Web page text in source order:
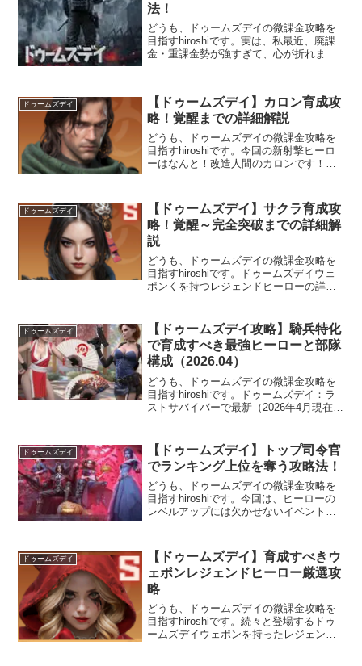
法！
どうも、ドゥームズデイの微課金攻略を
目指すhiroshiです。実は、私最近、廃課
金・重課金勢が強すぎて、心が折れまし
ったかという方法を紹介します。という
か、まあ、この方法しかないのは...
ドゥームズデイ
【ドゥームズデイ】カロン育成攻
略！覚醒までの詳細解説
どうも、ドゥームズデイの微課金攻略を
目指すhiroshiです。今回の新射撃ヒーロ
ーはなんと！改造人間のカロンです！ド
隊の極秘Project「超人兵士計画」の最も
成功した被験者、つまり改造人...
ドゥームズデイ
【ドゥームズデイ】サクラ育成攻
略！覚醒～完全突破までの詳細解
説
どうも、ドゥームズデイの微課金攻略を
目指すhiroshiです。ドゥームズデイウェ
ポンくを持つレジェンドヒーローの詳細
ゃんの登場です！！！まず名前だけはセ
ンスがあると言わざるを得ないです
ね！...
ドゥームズデイ
【ドゥームズデイ攻略】騎兵特化
で育成すべき最強ヒーローと部隊
構成（2026.04）
どうも、ドゥームズデイの微課金攻略を
目指すhiroshiです。ドゥームズデイ：ラ
ストサバイバーで最新（2026年4月現在）
しますにゃ(=^・^=)特化兵科だけでのヒ
ーロー部隊構成、つまりリ...
ドゥームズデイ
【ドゥームズデイ】トップ司令官
でランキング上位を奪う攻略法！
どうも、ドゥームズデイの微課金攻略を
目指すhiroshiです。今回は、ヒーローの
レベルアップには欠かせないイベント
略法やポイントの詳細を解説します。因
みに、現在はオールスター・ナイトと
い...
ドゥームズデイ
【ドゥームズデイ】育成すべきウ
ェポンレジェンドヒーロー厳選攻
略
どうも、ドゥームズデイの微課金攻略を
目指すhiroshiです。続々と登場するドゥ
ームズデイウェポンを持ったレジェンド